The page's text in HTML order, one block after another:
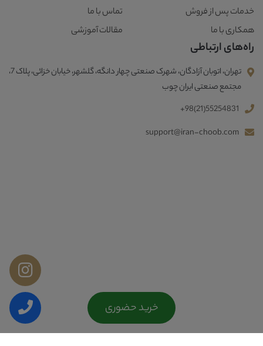
خرید حضوری
خدمات پس از فروش
همکاری با ما
تماس با ما
مقالات آموزشی
راه‌های ارتباطی
تهران، اتوبان آزادگان، شهرک صنعتی چهار دانگه، گلشهر، خیابان خزائی، پلاک 7،
مجتمع صنعتی ایران چوب
+98(21)55254831
support@iran-choob.com